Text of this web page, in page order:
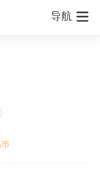
导航
币